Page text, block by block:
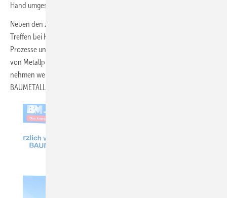
Hand umgesetzt werden.
Neben den zahlreichen Informationen aus erster Hand schafft das
Treffen bei Krehle genügend Raum für Diskussionen über digitale
Prozesse und das fachgerechte Planen, Produzieren und Montieren
von Metallprofilen. Am Ende des Tages steht fest: Die Teilnehmer
nehmen wertvolle Impulse mit nach Hause und blicken dem nächsten
BAUMETALL-Treffen voller Zuversicht entgegen.